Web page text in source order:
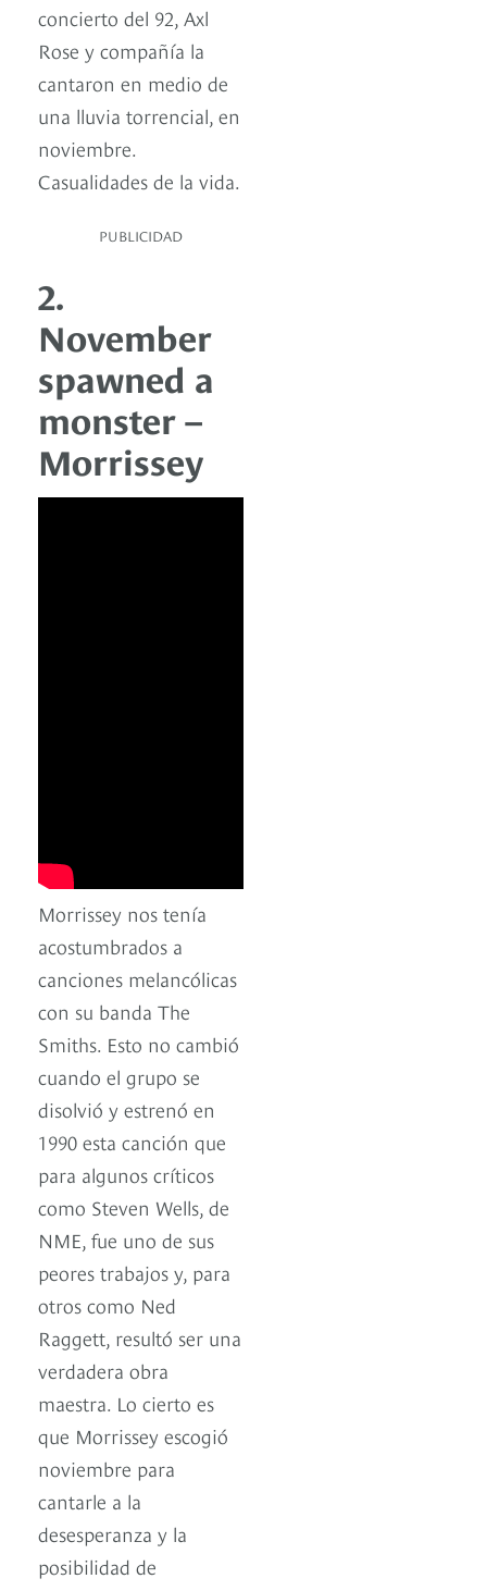
concierto del 92, Axl
Rose y compañía la
cantaron en medio de
una lluvia torrencial, en
noviembre.
Casualidades de la vida.
PUBLICIDAD
2.
November
spawned a
monster –
Morrissey
Morrissey nos tenía
acostumbrados a
canciones melancólicas
con su banda The
Smiths. Esto no cambió
cuando el grupo se
disolvió y estrenó en
1990 esta canción que
para algunos críticos
como Steven Wells, de
NME, fue uno de sus
peores trabajos y, para
otros como Ned
Raggett, resultó ser una
verdadera obra
maestra. Lo cierto es
que Morrissey escogió
noviembre para
cantarle a la
desesperanza y la
posibilidad de